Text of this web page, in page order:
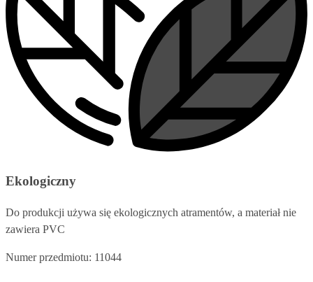
Ekologiczny
Do produkcji używa się ekologicznych atramentów, a materiał nie
zawiera PVC
Numer przedmiotu: 11044